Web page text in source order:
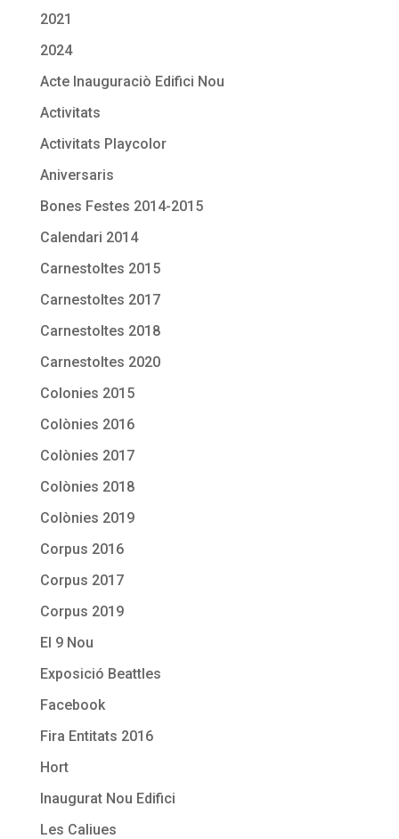
2021
2024
Acte Inauguraciò Edifici Nou
Activitats
Activitats Playcolor
Aniversaris
Bones Festes 2014-2015
Calendari 2014
Carnestoltes 2015
Carnestoltes 2017
Carnestoltes 2018
Carnestoltes 2020
Colonies 2015
Colònies 2016
Colònies 2017
Colònies 2018
Colònies 2019
Corpus 2016
Corpus 2017
Corpus 2019
El 9 Nou
Exposició Beattles
Facebook
Fira Entitats 2016
Hort
Inaugurat Nou Edifici
Les Caliues